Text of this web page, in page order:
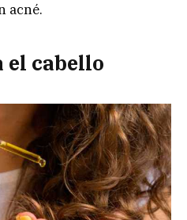
acné.
el cabello